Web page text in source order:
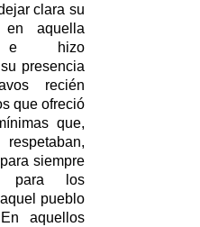
clara su
en aquella
e hizo
presencia
recién
que ofreció
que,
siempre
para los
pueblo
aquellos